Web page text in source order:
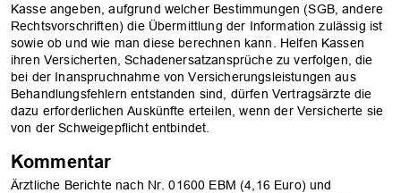
Kasse angeben, aufgrund welcher Bestimmungen (SGB, andere
Rechtsvorschriften) die Übermittlung der Information zulässig ist
sowie ob und wie man diese berechnen kann. Helfen Kassen
ihren Versicherten, Schadenersatzansprüche zu verfolgen, die
bei der Inanspruchnahme von Versicherungsleistungen aus
Behandlungsfehlern entstanden sind, dürfen Vertragsärzte die
dazu erforderlichen Auskünfte erteilen, wenn der Versicherte sie
von der Schweigepflicht entbindet.
Kommentar
Ärztliche Berichte nach Nr. 01600 EBM (4,16 Euro) und